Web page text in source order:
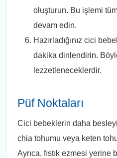
oluşturun. Bu işlemi
devam edin.
Hazırladığınız cici
dakika dinlendirin.
lezzetleneceklerdir.
Püf Noktaları
Cici bebeklerin daha
chia tohumu veya keten
Ayrıca, fıstık ezmesi